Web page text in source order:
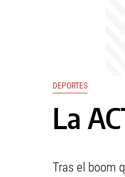
DEPORTES
La
Tras el boom